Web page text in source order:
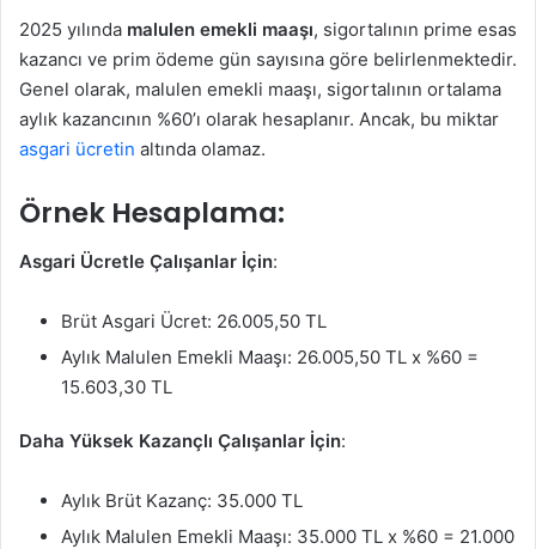
2025 yılında malulen emekli maaşı, sigortalının prime esas
kazancı ve prim ödeme gün sayısına göre belirlenmektedir.
Genel olarak, malulen emekli maaşı, sigortalının ortalama
aylık kazancının %60’ı olarak hesaplanır. Ancak, bu miktar
asgari ücretin altında olamaz.
Örnek Hesaplama:
Asgari Ücretle Çalışanlar İçin:
Brüt Asgari Ücret: 26.005,50 TL
Aylık Malulen Emekli Maaşı: 26.005,50 TL x %60 =
15.603,30 TL
Daha Yüksek Kazançlı Çalışanlar İçin:
Aylık Brüt Kazanç: 35.000 TL
Aylık Malulen Emekli Maaşı: 35.000 TL x %60 = 21.000